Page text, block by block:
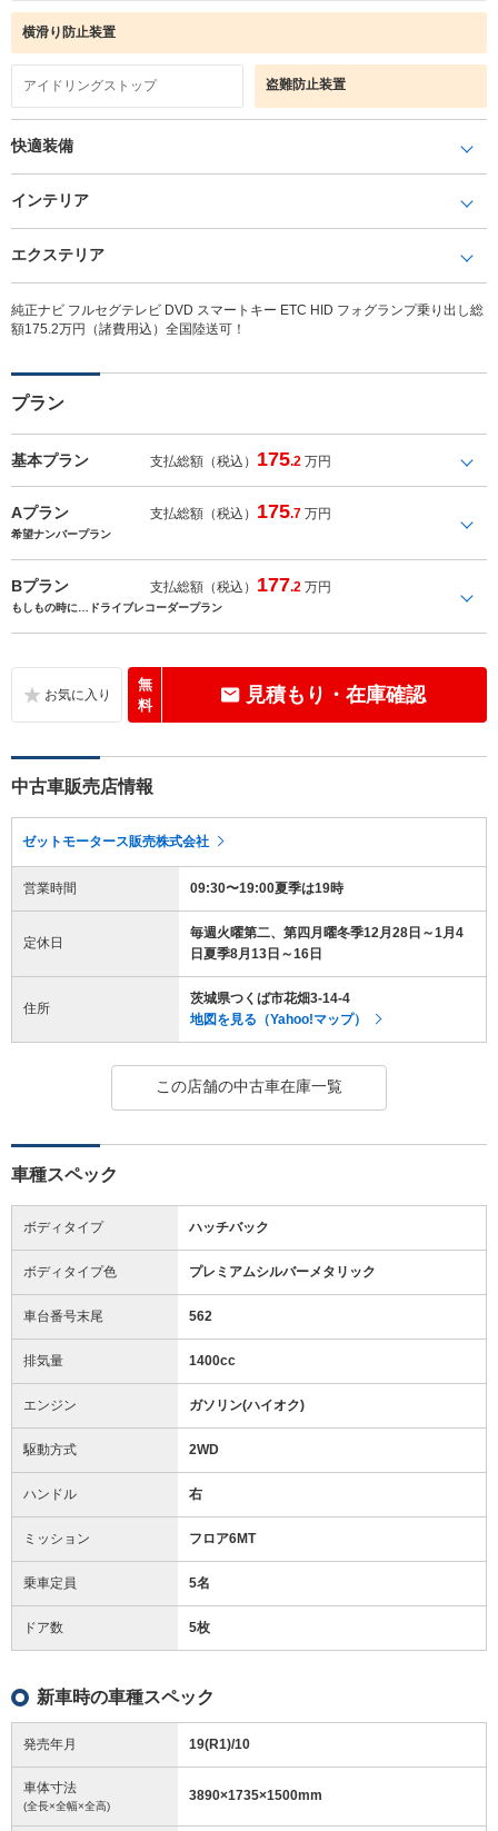
横滑り防止装置
アイドリングストップ 盗難防止装置
快適装備
インテリア
エクステリア
純正ナビ フルセグテレビ DVD スマートキー ETC HID フォグランプ乗り出し総
額175.2万円（諸費用込）全国陸送可！
プラン
基本プラン 支払総額（税込） 175.2 万円
Aプラン 支払総額（税込） 175.7 万円
希望ナンバープラン
Bプラン 支払総額（税込） 177.2 万円
もしもの時に…ドライブレコーダープラン
無
料
見積もり・在庫確認
中古車販売店情報
ゼットモータース販売株式会社
営業時間 09:30〜19:00夏季は19時
定休日
毎週火曜第二、第四月曜冬季12月28日～1月4
日夏季8月13日～16日
住所
茨城県つくば市花畑3-14-4
地図を見る（Yahoo!マップ）
この店舗の中古車在庫一覧
車種スペック
ボディタイプ ハッチバック
ボディタイプ色 プレミアムシルバーメタリック
車台番号末尾 562
排気量 1400cc
エンジン ガソリン(ハイオク)
駆動方式 2WD
ハンドル 右
ミッション フロア6MT
乗車定員 5名
ドア数 5枚
新車時の車種スペック
発売年月 19(R1)/10
車体寸法
(全長×全幅×全高)
3890×1735×1500mm